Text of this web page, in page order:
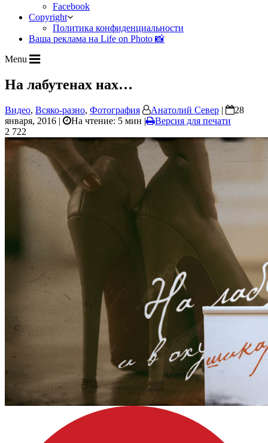
Facebook
Copyright
Политика конфиденциальности
Ваша реклама на Life on Photo 📸
Menu
На лабутенах нах…
Видео, Всяко-разно, Фотография Анатолий Север |
28
января, 2016 |
На чтение: 5 мин |
Версия для печати
2 722